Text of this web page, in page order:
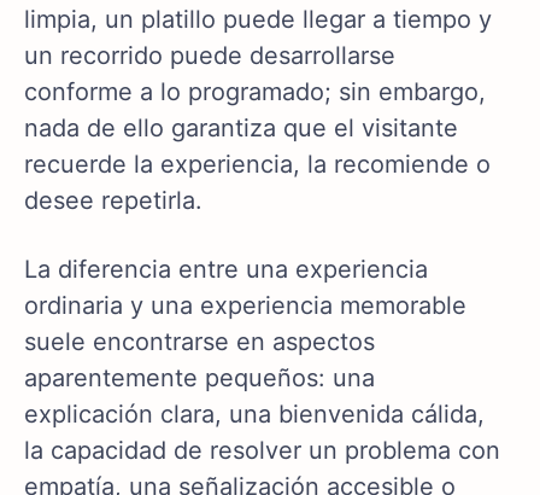
limpia, un platillo puede llegar a tiempo y
un recorrido puede desarrollarse
conforme a lo programado; sin embargo,
nada de ello garantiza que el visitante
recuerde la experiencia, la recomiende o
desee repetirla.
La diferencia entre una experiencia
ordinaria y una experiencia memorable
suele encontrarse en aspectos
aparentemente pequeños: una
explicación clara, una bienvenida cálida,
la capacidad de resolver un problema con
empatía, una señalización accesible o